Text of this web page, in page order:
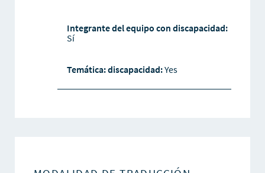
Integrante del equipo con discapacidad:
Sí
Temática: discapacidad:Yes